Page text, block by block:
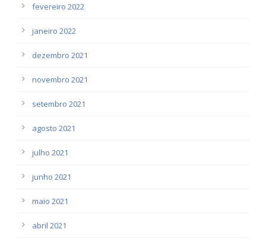
fevereiro 2022
janeiro 2022
dezembro 2021
novembro 2021
setembro 2021
agosto 2021
julho 2021
junho 2021
maio 2021
abril 2021